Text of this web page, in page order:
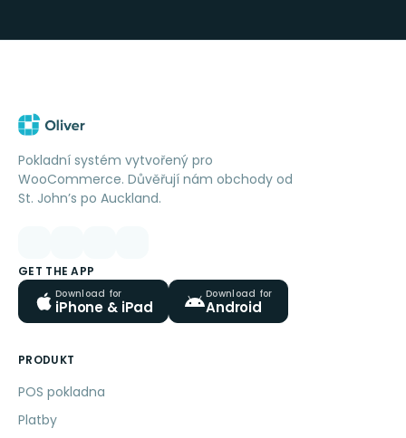
Pokladní systém vytvořený pro
WooCommerce. Důvěřují nám obchody od
St. John’s po Auckland.
GET THE APP
Download for
iPhone & iPad
Download for
Android
PRODUKT
POS pokladna
Platby